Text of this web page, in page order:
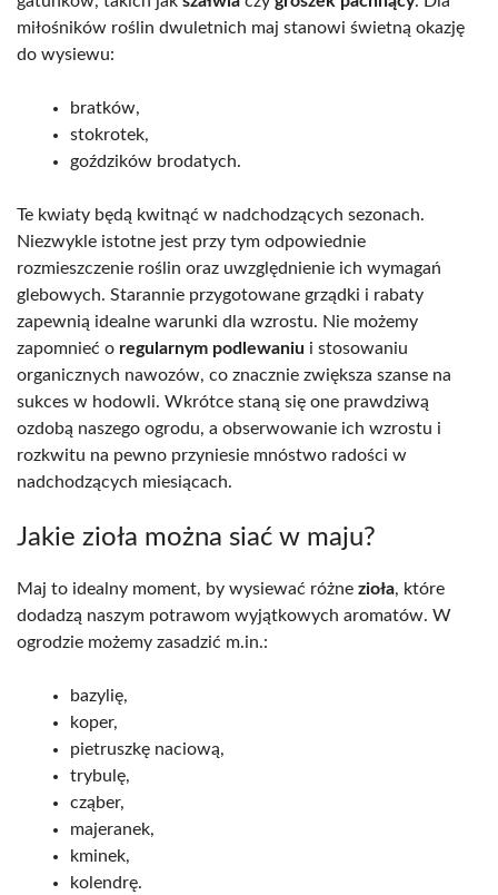
miłośników roślin dwuletnich maj stanowi świetną okazję
do wysiewu:
bratków,
stokrotek,
goździków brodatych.
Te kwiaty będą kwitnąć w nadchodzących sezonach.
Niezwykle istotne jest przy tym odpowiednie
rozmieszczenie roślin oraz uwzględnienie ich wymagań
glebowych. Starannie przygotowane grządki i rabaty
zapewnią idealne warunki dla wzrostu. Nie możemy
zapomnieć o regularnym podlewaniu i stosowaniu
organicznych nawozów, co znacznie zwiększa szanse na
sukces w hodowli. Wkrótce staną się one prawdziwą
ozdobą naszego ogrodu, a obserwowanie ich wzrostu i
rozkwitu na pewno przyniesie mnóstwo radości w
nadchodzących miesiącach.
Jakie zioła można siać w maju?
Maj to idealny moment, by wysiewać różne zioła, które
dodadzą naszym potrawom wyjątkowych aromatów. W
ogrodzie możemy zasadzić m.in.:
bazylię,
koper,
pietruszkę naciową,
trybulę,
cząber,
majeranek,
kminek,
kolendrę.